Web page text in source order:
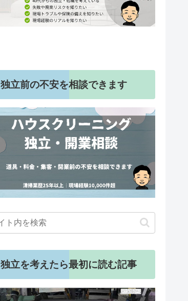
独立前の不安を相談できます
独立を考えたら最初に読む記事